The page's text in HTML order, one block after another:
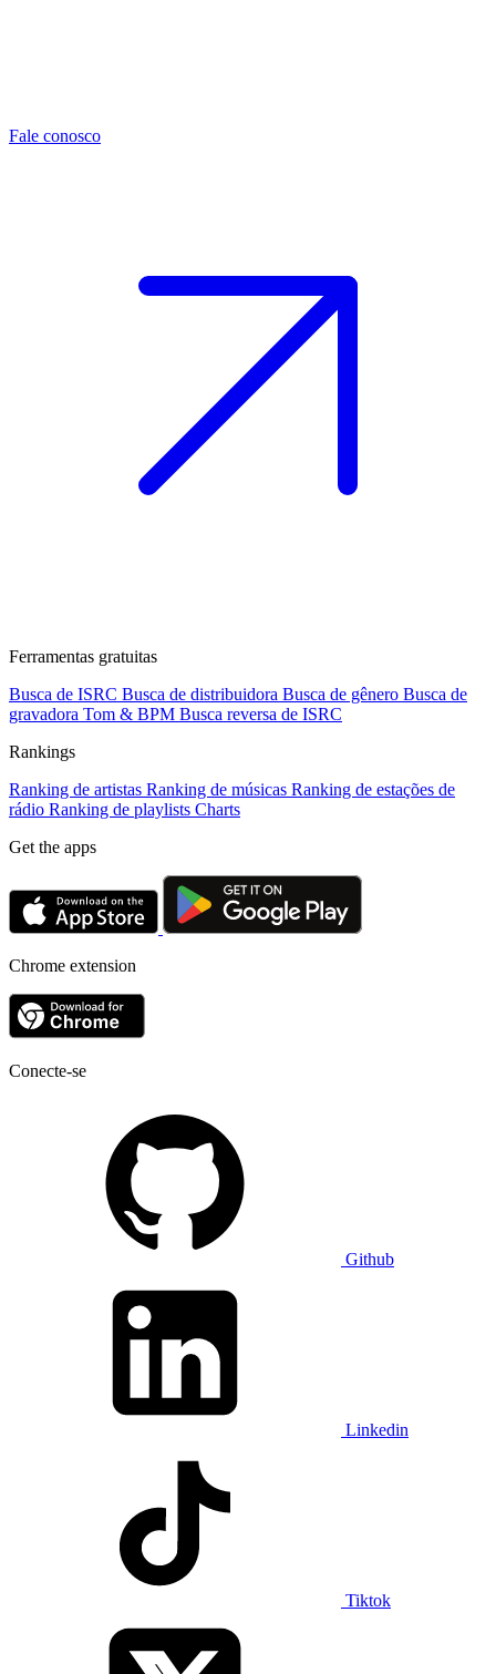
Fale conosco
Ferramentas gratuitas
Busca de ISRC Busca de distribuidora Busca de gênero Busca de
gravadora Tom & BPM Busca reversa de ISRC
Rankings
Ranking de artistas Ranking de músicas Ranking de estações de
rádio Ranking de playlists Charts
Get the apps
Chrome extension
Conecte-se
Github
Linkedin
Tiktok